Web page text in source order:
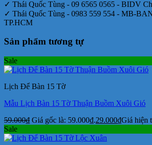
✓ Thái Quốc Tùng - 09 6565 0565 - BIDV
✓ Thái Quốc Tùng - 0983 559 554 - MB-
TP.HCM
Sản phẩm tương tự
Sale
Lịch Để Bàn 15 Tờ
Mẫu Lịch Bàn 15 Tờ Thuận Buồm Xuôi Gió
59.000₫ Giá gốc là: 59.000₫.29.000₫Giá hiện
Sale